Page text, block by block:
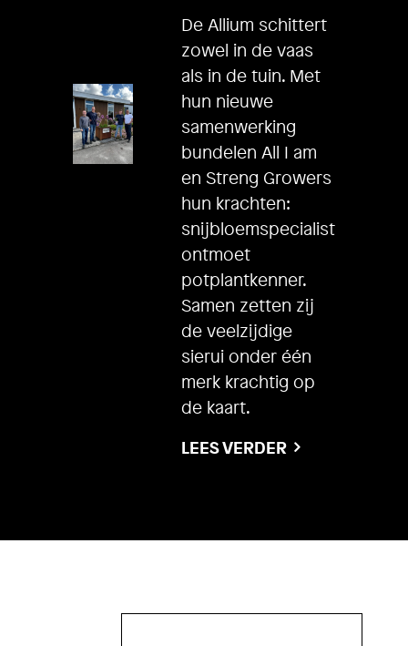
De Allium schittert
zowel in de vaas
als in de tuin. Met
hun nieuwe
samenwerking
bundelen All I am
en Streng Growers
hun krachten:
snijbloemspecialist
ontmoet
potplantkenner.
Samen zetten zij
de veelzijdige
sierui onder één
merk krachtig op
de kaart.
LEES VERDER